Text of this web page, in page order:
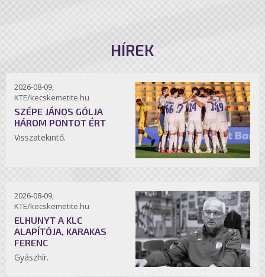
HÍREK
2026-08-09,
KTE/kecskemetite.hu
SZÉPE JÁNOS GÓLJA
HÁROM PONTOT ÉRT
Visszatekintő.
2026-08-09,
KTE/kecskemetite.hu
ELHUNYT A KLC
ALAPÍTÓJA, KARAKAS
FERENC
Gyászhír.